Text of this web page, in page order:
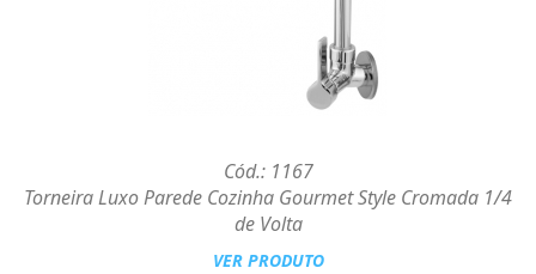
Cód.: 1167
Torneira Luxo Parede Cozinha Gourmet Style Cromada 1/4
de Volta
VER PRODUTO